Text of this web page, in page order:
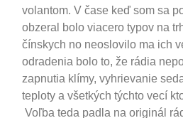
volantom. V čase keď som sa
obzeral bolo viacero typov na
čínskych no neoslovilo ma ich
odradenia bolo to, že rádia
zapnutia klímy, vyhrievanie
teploty a všetkých týchto vecí
Voľba teda padla na originál